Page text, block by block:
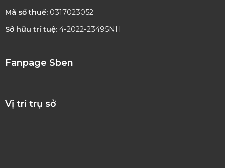
Mã số thuế:0317023052
Sở hữu trí tuệ:4-2022-23495NH
Fanpage Sben
Vị trí trụ sở